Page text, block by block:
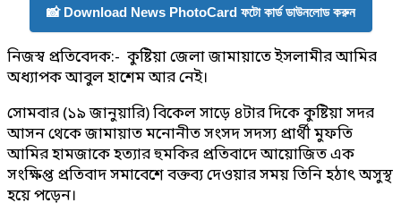
📸 Download News PhotoCard ফটো কার্ড ডাউনলোড করুন
নিজস্ব প্রতিবেদক:- কুষ্টিয়া জেলা জামায়াতে ইসলামীর আমির
অধ্যাপক আবুল হাশেম আর নেই।
সোমবার (১৯ জানুয়ারি) বিকেল সাড়ে ৪টার দিকে কুষ্টিয়া সদর
আসন থেকে জামায়াত মনোনীত সংসদ সদস্য প্রার্থী মুফতি
আমির হামজাকে হত্যার হুমকির প্রতিবাদে আয়োজিত এক
সংক্ষিপ্ত প্রতিবাদ সমাবেশে বক্তব্য দেওয়ার সময় তিনি হঠাৎ অসুস্থ
হয়ে পড়েন।